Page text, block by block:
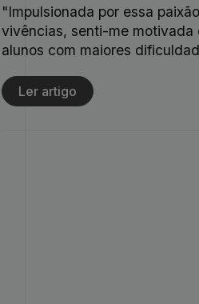
"Impulsionada por essa
vivências, senti-me motivada
alunos com maiores
Ler artigo